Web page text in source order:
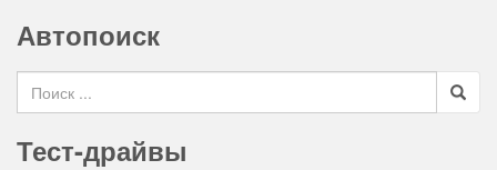
Автопоиск
Search for
Тест-драйвы